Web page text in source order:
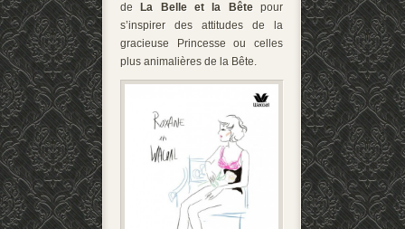
de La Belle et la Bêtepour
s’inspirer des attitudes de la
gracieuse Princesse ou celles
plus animalières de la Bête.